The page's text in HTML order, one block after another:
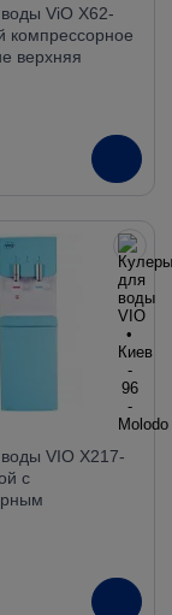
ViO X62-
компрессорное
верхняя
VIO Х217-
с